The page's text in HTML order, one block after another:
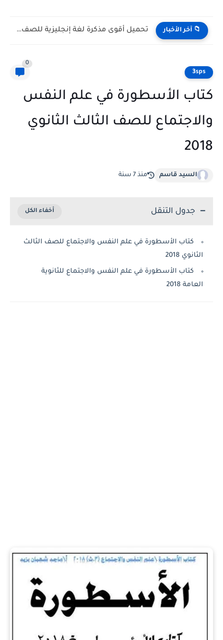
📁 آخر الأخبار تحميل كتب الوزارة للصف الثالث الثانوي 2027 PDF النسخة الرسمية...
3sps
0
كتاب الأسطورة في علم النفس
والاجتماع للصف الثالث الثانوي
2018
السيد قاسم منذ 7 سنة
جدول التنقل
كتاب الأسطورة في علم النفس والاجتماع للصف الثالث
الثانوي 2018
كتاب الأسطورة في علم النفس والاجتماع للثانوية
العامة 2018